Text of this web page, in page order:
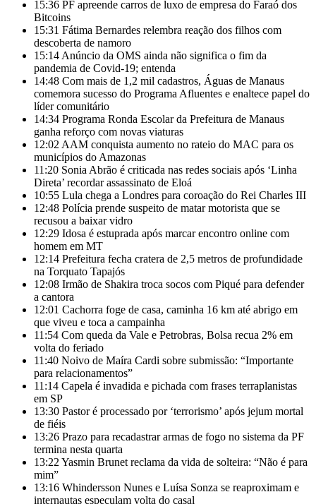
15:36 PF apreende carros de luxo de empresa do Faraó dos
Bitcoins
15:31 Fátima Bernardes relembra reação dos filhos com
descoberta de namoro
15:14 Anúncio da OMS ainda não significa o fim da
pandemia de Covid-19; entenda
14:48 Com mais de 1,2 mil cadastros, Águas de Manaus
comemora sucesso do Programa Afluentes e enaltece papel do
líder comunitário
14:34 Programa Ronda Escolar da Prefeitura de Manaus
ganha reforço com novas viaturas
12:02 AAM conquista aumento no rateio do MAC para os
municípios do Amazonas
11:20 Sonia Abrão é criticada nas redes sociais após ‘Linha
Direta’ recordar assassinato de Eloá
10:55 Lula chega a Londres para coroação do Rei Charles III
12:48 Polícia prende suspeito de matar motorista que se
recusou a baixar vidro
12:29 Idosa é estuprada após marcar encontro online com
homem em MT
12:14 Prefeitura fecha cratera de 2,5 metros de profundidade
na Torquato Tapajós
12:08 Irmão de Shakira troca socos com Piqué para defender
a cantora
12:01 Cachorra foge de casa, caminha 16 km até abrigo em
que viveu e toca a campainha
11:54 Com queda da Vale e Petrobras, Bolsa recua 2% em
volta do feriado
11:40 Noivo de Maíra Cardi sobre submissão: “Importante
para relacionamentos”
11:14 Capela é invadida e pichada com frases terraplanistas
em SP
13:30 Pastor é processado por ‘terrorismo’ após jejum mortal
de fiéis
13:26 Prazo para recadastrar armas de fogo no sistema da PF
termina nesta quarta
13:22 Yasmin Brunet reclama da vida de solteira: “Não é para
mim”
13:16 Whindersson Nunes e Luísa Sonza se reaproximam e
internautas especulam volta do casal